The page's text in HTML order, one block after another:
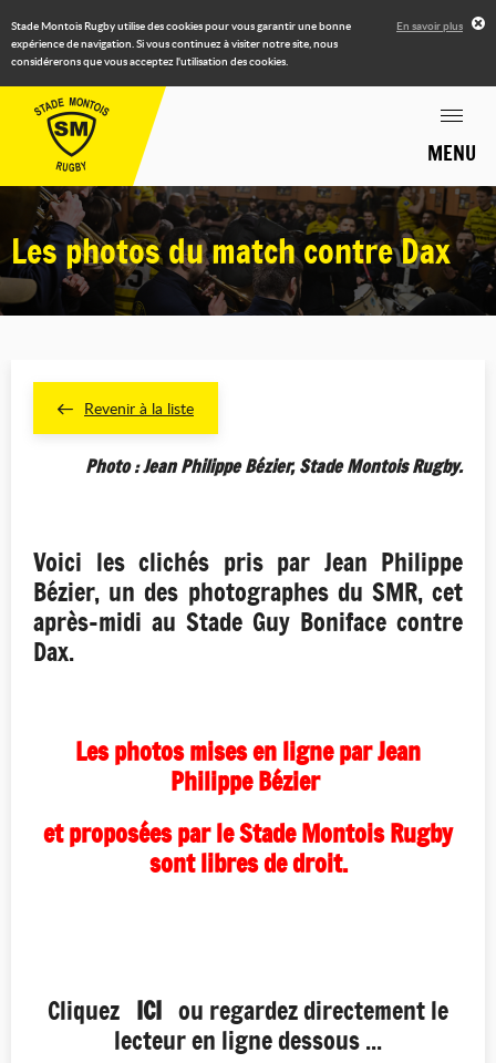
Stade Montois Rugby utilise des cookies pour vous garantir une bonne
expérience de navigation. Si vous continuez à visiter notre site, nous
considérerons que vous acceptez l'utilisation des cookies.
En savoir plus
MENU
Les photos du match contre Dax
Revenir à la liste
Photo : Jean Philippe Bézier, Stade Montois Rugby.
Voici les clichés pris par Jean Philippe
Bézier, un des photographes du SMR, cet
après-midi au Stade Guy Boniface contre
Dax.
Les photos mises en ligne par Jean
Philippe Bézier
et proposées par le Stade Montois Rugby
sont libres de droit.
Cliquez ICI ou regardez directement le
lecteur en ligne dessous ...